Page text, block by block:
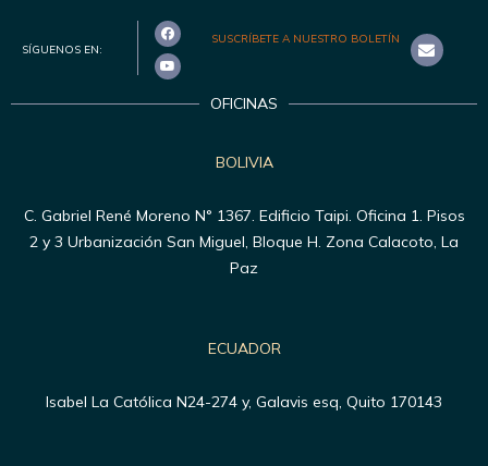
SÍGUENOS EN:
SUSCRÍBETE A NUESTRO BOLETÍN
OFICINAS
BOLIVIA
C. Gabriel René Moreno N° 1367. Edificio Taipi. Oficina 1. Pisos
2 y 3 Urbanización San Miguel, Bloque H. Zona Calacoto, La
Paz
ECUADOR
Isabel La Católica N24-274 y, Galavis esq, Quito 170143